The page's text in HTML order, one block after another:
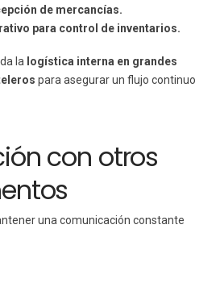
de mercancías.
para control de inventarios.
la logística interna en grandes
para asegurar un flujo continuo
con otros
una comunicación constante